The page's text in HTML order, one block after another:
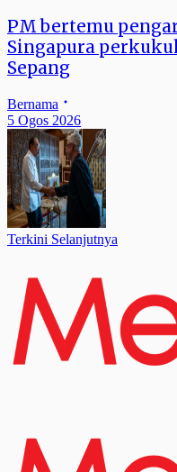
PM bertemu
Singapura
Sepang
Bernama
5 Ogos 2026
Terkini Selanjutnya